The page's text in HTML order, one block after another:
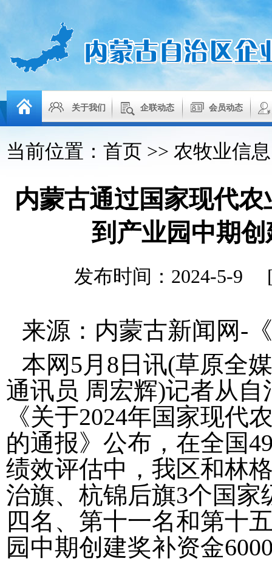
关于我们 企联动态 会员动态
当前位置： 首页 >> 农牧业信息
内蒙古通过国家现代
到产业园中期
发布时间：2024-5-9
来源：内蒙古新闻网-
本网5月8日讯(草原全
通讯员 周宏辉)记者从
《关于2024年国家现代
的通报》公布，在全国
绩效评估中，我区和林
治旗、杭锦后旗3个国
四名、第十一名和第十
园中期创建奖补资金